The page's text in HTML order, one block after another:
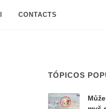
CONTACTS
TÓPICOS